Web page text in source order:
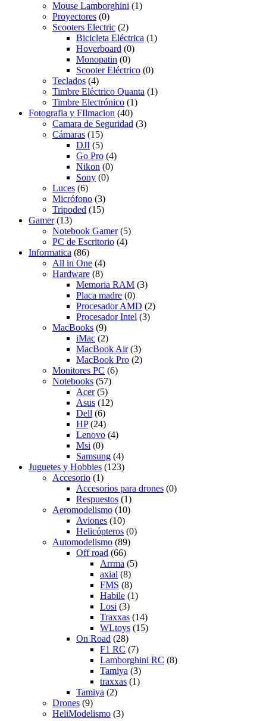
Mouse Lamborghini (1)
Proyectores (0)
Scooters Electric (2)
Bicicleta Eléctrica (1)
Hoverboard (0)
Monopatin (0)
Scooter Eléctrico (0)
Teclados (4)
Timbre Eléctrico Quanta (1)
Timbre Electrónico (1)
Fotografia y FIlmacion (40)
Camara de Seguridad (3)
Cámaras (15)
DJI (5)
Go Pro (4)
Nikon (0)
Sony (0)
Luces (6)
Micrófono (3)
Tripoded (15)
Gamer (13)
Notebook Gamer (5)
PC de Escritorio (4)
Informatica (86)
All in One (4)
Hardware (8)
Memoria RAM (3)
Placa madre (0)
Procesador AMD (2)
Procesador Intel (3)
MacBooks (9)
iMac (2)
MacBook Air (3)
MacBook Pro (2)
Monitores PC (6)
Notebooks (57)
Acer (5)
Asus (12)
Dell (6)
HP (24)
Lenovo (4)
Msi (0)
Samsung (4)
Juguetes y Hobbies (123)
Accesorio (1)
Accesorios para drones (0)
Respuestos (1)
Aeromodelismo (10)
Aviones (10)
Helicópteros (0)
Automodelismo (89)
Off road (66)
Arrma (5)
axial (8)
FMS (8)
Habile (1)
Losi (3)
Traxxas (14)
WLtoys (15)
On Road (28)
F1 RC (7)
Lamborghini RC (8)
Tamiya (3)
traxxas (1)
Tamiya (2)
Drones (9)
HeliModelismo (3)